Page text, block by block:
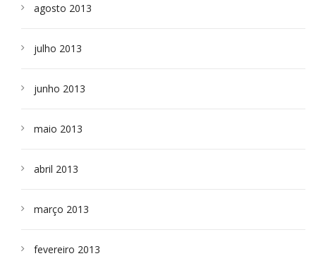
agosto 2013
julho 2013
junho 2013
maio 2013
abril 2013
março 2013
fevereiro 2013